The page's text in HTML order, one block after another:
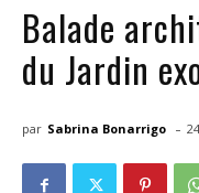
Balade
du Jardin
par Sabrina Bonarrigo -